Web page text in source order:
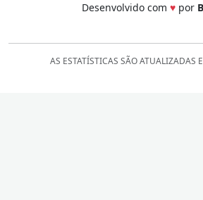
Desenvolvido com ♥ por
AS ESTATÍSTICAS SÃO ATUALIZADAS